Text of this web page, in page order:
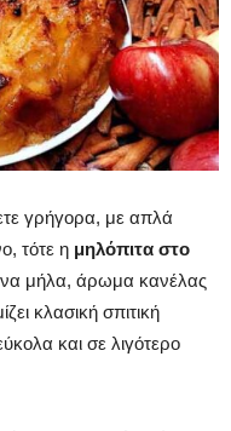
γρήγορα, με απλά
τότε η μηλόπιτα στο
μήλα, άρωμα κανέλας
κλασική σπιτική
και σε λιγότερο